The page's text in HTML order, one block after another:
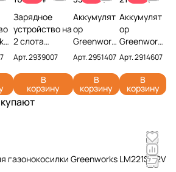
Зарядное
устройство на
2 слота
Greenworks
G82C2 82V
2939007
Арт.2939007
В
корзину
Аккумулят
ор
Greenwork
s G82B8
82V
2951407 (8
Ач)
Арт.2951407
В
корзину
Аккумулят
ор
Greenwork
s G82B5
82V
2914607 (5
Ач)
Арт.2914607
В
корзину
газонокосилки Greenworks LM221S 82V